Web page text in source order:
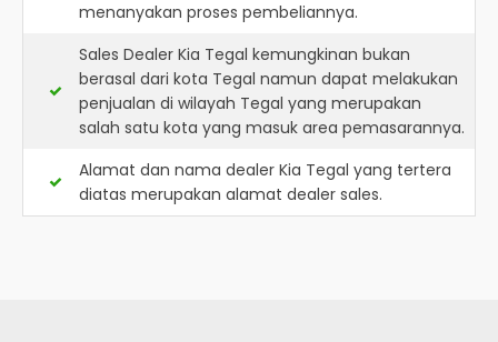
menanyakan proses pembeliannya.
Sales Dealer Kia Tegal kemungkinan bukan
berasal dari kota Tegal namun dapat melakukan
penjualan di wilayah Tegal yang merupakan
salah satu kota yang masuk area pemasarannya.
Alamat dan nama dealer Kia Tegal yang tertera
diatas merupakan alamat dealer sales.